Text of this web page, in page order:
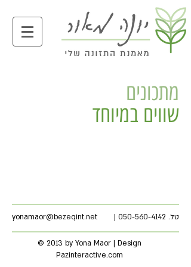
מתכונים
שווים במיוחד
yonamaor@bezeqint.net טל. 050-560-4142
|
© 2013 by Yona Maor | Design
Pazinteractive.com